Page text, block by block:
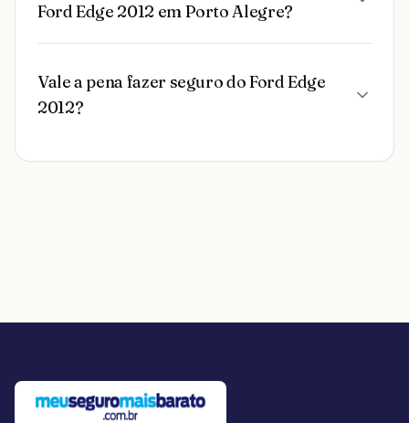
Ford Edge 2012 em Porto Alegre?
Vale a pena fazer seguro do Ford Edge
2012?